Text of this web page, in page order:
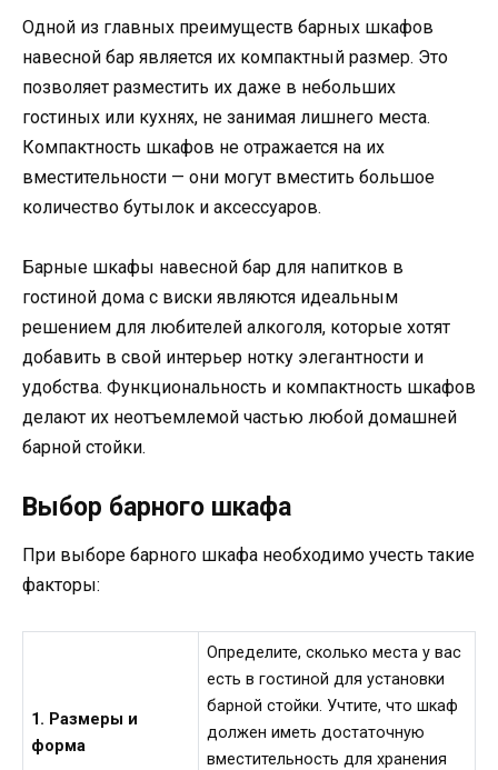
Одной из главных преимуществ барных шкафов
навесной бар является их компактный размер. Это
позволяет разместить их даже в небольших
гостиных или кухнях, не занимая лишнего места.
Компактность шкафов не отражается на их
вместительности — они могут вместить большое
количество бутылок и аксессуаров.
Барные шкафы навесной бар для напитков в
гостиной дома с виски являются идеальным
решением для любителей алкоголя, которые хотят
добавить в свой интерьер нотку элегантности и
удобства. Функциональность и компактность шкафов
делают их неотъемлемой частью любой домашней
барной стойки.
Выбор барного шкафа
При выборе барного шкафа необходимо учесть такие
факторы:
1. Размеры и
форма
Определите, сколько места у вас
есть в гостиной для установки
барной стойки. Учтите, что шкаф
должен иметь достаточную
вместительность для хранения